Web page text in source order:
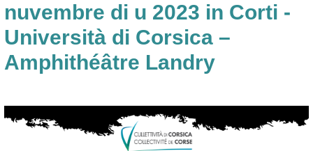
nuvembre di u 2023 in Corti -
Università di Corsica –
Amphithéâtre Landry